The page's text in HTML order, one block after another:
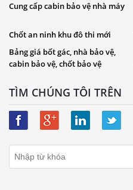
Cung cấp cabin bảo vệ nhà máy
Chốt an ninh khu đô thi mới
Bảng giá bốt gác, nhà bảo vệ,
cabin bảo vệ, chốt bảo vệ
TÌM CHÚNG TÔI TRÊN